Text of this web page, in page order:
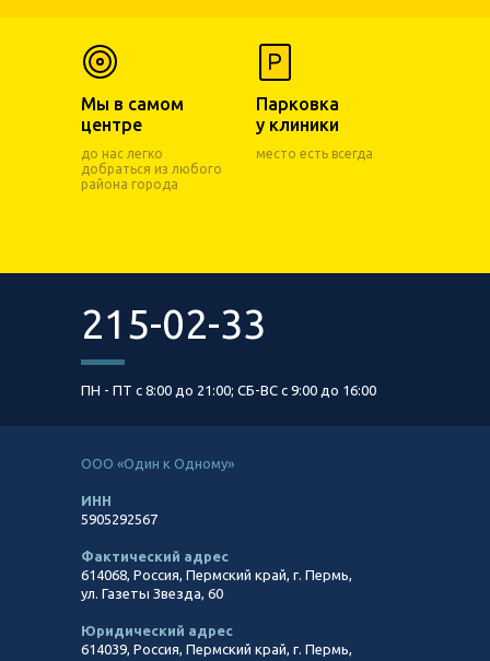
Мы в самом
центре
до нас легко
добраться из любого
района города
Парковка
у клиники
место есть всегда
215-02-33
ПН - ПТ с 8:00 до 21:00; СБ-ВС c 9:00 до 16:00
ООО «Один к Одному»
ИНН
5905292567
Фактический адрес
614068, Россия, Пермский край, г. Пермь,
ул. Газеты Звезда, 60
Юридический адрес
614039, Россия, Пермский край, г. Пермь,